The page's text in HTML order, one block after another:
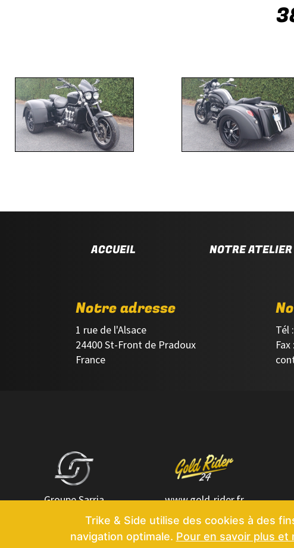
ACCUEIL NOTRE ATELIER
Notre adresse
1 rue de l'Alsace
24400 St-Front de Pradoux
France
Tél
Groupe Sarria www.gold-rider.fr
Trike & Side utilise des cookies à des
navigation optimale. Pour en savoir plus